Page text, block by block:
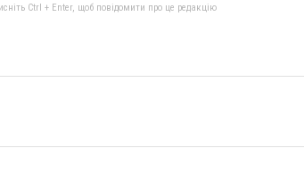
Ctrl + Enter, щоб повідомити про це редакцію